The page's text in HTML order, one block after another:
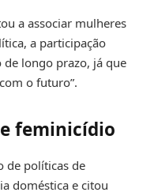
a associar mulheres
a participação
longo prazo, já que
o futuro”.
feminicídio
de políticas de
doméstica e citou